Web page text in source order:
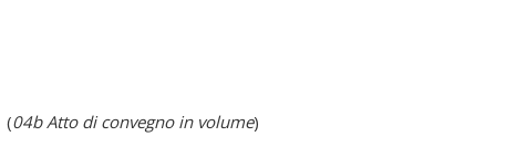
(04b Atto di convegno in volume)